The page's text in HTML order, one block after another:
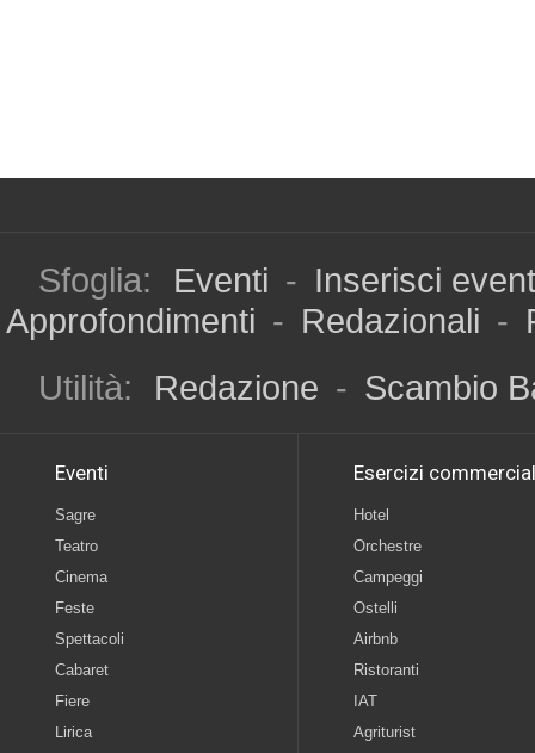
Sfoglia: Eventi - Inserisci
Approfondimenti - Redazionali -
Utilità:
Redazione - Scambio
Eventi
Sagre
Teatro
Cinema
Feste
Spettacoli
Cabaret
Fiere
Lirica
Esercizi
Hotel
Orchestre
Campeggi
Ostelli
Airbnb
Ristoranti
IAT
Agriturist